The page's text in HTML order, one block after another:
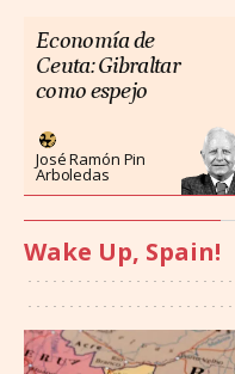
Economía de
Ceuta: Gibraltar
como espejo
José Ramón Pin
Arboledas
Wake Up, Spain!